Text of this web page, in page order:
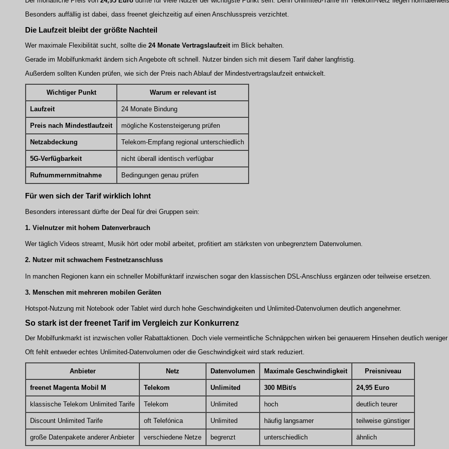
Besonders auffällig ist dabei, dass freenet gleichzeitig auf einen Anschlusspreis verzichtet.
Die Laufzeit bleibt der größte Nachteil
Wer maximale Flexibilität sucht, sollte die 24 Monate Vertragslaufzeitim Blick behalten.
Gerade im Mobilfunkmarkt ändern sich Angebote oft schnell. Nutzer binden sich mit diesem Tarif daher langfristig.
Außerdem sollten Kunden prüfen, wie sich der Preis nach Ablauf der Mindestvertragslaufzeit entwickelt.
Wichtiger Punkt Warum er relevant ist
Laufzeit 24 Monate Bindung
Preis nach Mindestlaufzeit mögliche Kostensteigerung prüfen
Netzabdeckung Telekom-Empfang regional unterschiedlich
5G-Verfügbarkeit nicht überall identisch verfügbar
Rufnummernmitnahme Bedingungen genau prüfen
Für wen sich der Tarif wirklich lohnt
Besonders interessant dürfte der Deal für drei Gruppen sein:
1. Vielnutzer mit hohem Datenverbrauch
Wer täglich Videos streamt, Musik hört oder mobil arbeitet, profitiert am stärksten von unbegrenztem Datenvolumen.
2. Nutzer mit schwachem Festnetzanschluss
In manchen Regionen kann ein schneller Mobilfunktarif inzwischen sogar den klassischen DSL-Anschluss ergänzen oder teilweise ersetzen.
3. Menschen mit mehreren mobilen Geräten
Hotspot-Nutzung mit Notebook oder Tablet wird durch hohe Geschwindigkeiten und Unlimited-Datenvolumen deutlich angenehmer.
So stark ist der freenet Tarif im Vergleich zur Konkurrenz
Der Mobilfunkmarkt ist inzwischen voller Rabattaktionen. Doch viele vermeintliche Schnäppchen wirken bei genauerem Hinsehen deutlich
Oft fehlt entweder echtes Unlimited-Datenvolumen oder die Geschwindigkeit wird stark reduziert.
Anbieter Netz Datenvolumen Maximale Geschwindigkeit Preisniveau
freenet Magenta Mobil M Telekom Unlimited 300 MBit/s 24,95 Euro
klassische Telekom Unlimited Tarife Telekom Unlimited hoch deutlich teurer
Discount Unlimited Tarife oft Telefónica Unlimited häufig langsamer teilweise günstiger
große Datenpakete anderer Anbieter verschiedene Netze begrenzt unterschiedlich ähnlich